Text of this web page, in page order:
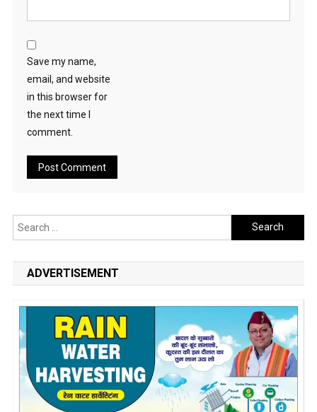
Save my name,
email, and website
in this browser for
the next time I
comment.
Search
for:
ADVERTISEMENT